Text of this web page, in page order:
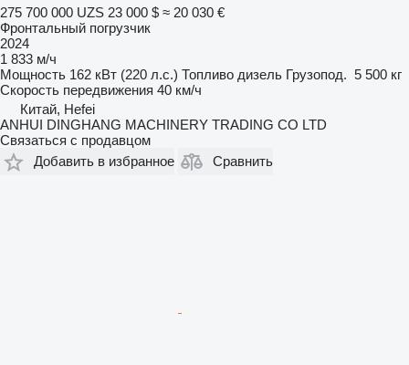
275 700 000 UZS 23 000 $ ≈ 20 030 €
Фронтальный погрузчик
2024
1 833 м/ч
Мощность 162 кВт (220 л.с.) Топливо дизель Грузопод. 5 500 кг
Скорость передвижения 40 км/ч
Китай, Hefei
ANHUI DINGHANG MACHINERY TRADING CO LTD
Связаться с продавцом
Добавить в избранное
Сравнить